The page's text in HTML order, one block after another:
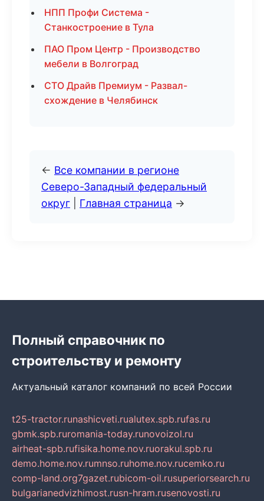
НПП Профи Система -
Станкостроение в Тула
ПАО Пром Центр - Производство
мебели в Волгоград
СТО Драйв Премиум - Развал-
схождение в Челябинск
← Все компании в регионе
Северо-Западный федеральный
округ
Главная страница →
Полный справочник по
строительству и ремонту
Актуальный каталог компаний по всей России
t25-tractor.runashicveti.rualutex.spb.rufas.ru
gbmk.spb.ruromania-today.runovoizol.ru
airheat-spb.rufisika.home.nov.ruorakul.spb.ru
demo.home.nov.rumnso.ruhome.nov.rucemko.ru
comp-land.org7gazet.rubicom-oil.rusuperiorsearch.ru
bulgarianedvizhimost.rusn-hram.rusenovosti.ru